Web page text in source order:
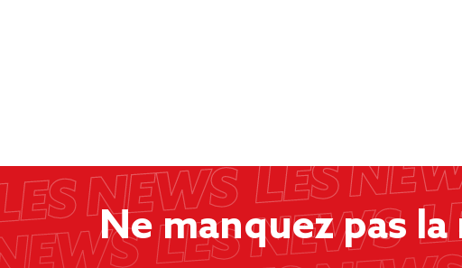
Ne manquez pas